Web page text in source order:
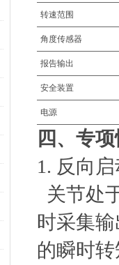
转速范围
角度传感器
报告输出
安全装置
电源
四、专
1. 反向
关节处
时采集
的瞬时